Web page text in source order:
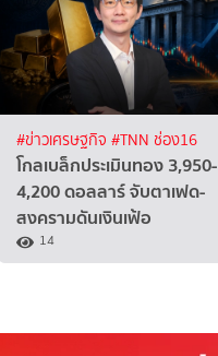
#ข่าวเศรษฐกิจ #TNN ช่อง16
โกลเบล็กประเมินทอง 3,950-
4,200 ดอลลาร์ จับตาเฟด-
สงครามดันเงินเฟ้อ
14